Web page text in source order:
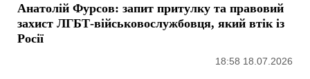
Анатолій Фурсов: запит притулку та правовий
захист ЛГБТ-військовослужбовця, який втік із
Росії
18:58 18.07.2026